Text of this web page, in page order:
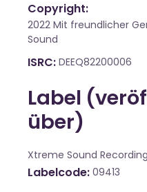
Copyright:
2022 Mit freundlicher
Sound
ISRC DEEQ82200006
Label
über)
Xtreme Sound
Labelcode 09413